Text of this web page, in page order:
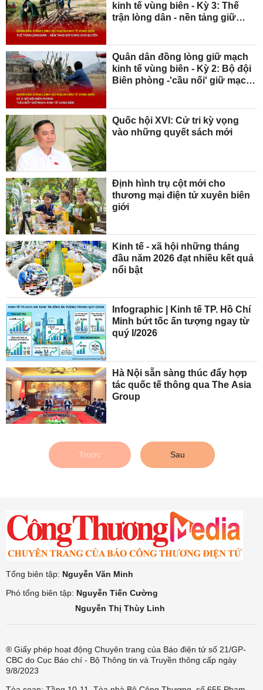
kinh tế vùng biên - Kỳ 3: Thế
trận lòng dân - nền tảng giữ
Quân dân đồng lòng giữ mạch
kinh tế vùng biên - Kỳ 2: Bộ đội
Biên phòng -'cầu nối' giữ mạch
Quốc hội XVI: Cử tri kỳ vọng
vào những quyết sách mới
Định hình trụ cột mới cho
thương mại điện tử xuyên biên
giới
Kinh tế - xã hội những tháng
đầu năm 2026 đạt nhiều kết quả
nổi bật
Infographic | Kinh tế TP. Hồ Chí
Minh bứt tốc ấn tượng ngay từ
quý I/2026
Hà Nội sẵn sàng thúc đẩy hợp
tác quốc tế thông qua The Asia
Group
Trước Sau
Tổng biên tập: Nguyễn Văn Minh
Phó tổng biên tập: Nguyễn Tiến Cường
Nguyễn Thị Thùy Linh
® Giấy phép hoạt động Chuyên trang của Báo điện tử số 21/GP-
CBC do Cục Báo chí - Bộ Thông tin và Truyền thông cấp ngày
9/8/2023